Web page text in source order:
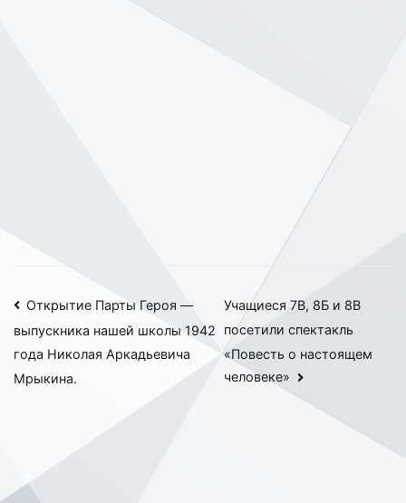
Навигация
по
записям
Открытие Парты Героя —
выпускника нашей школы 1942
года Николая Аркадьевича
Мрыкина.
Учащиеся 7В, 8Б и 8В
посетили спектакль
«Повесть о настоящем
человеке»